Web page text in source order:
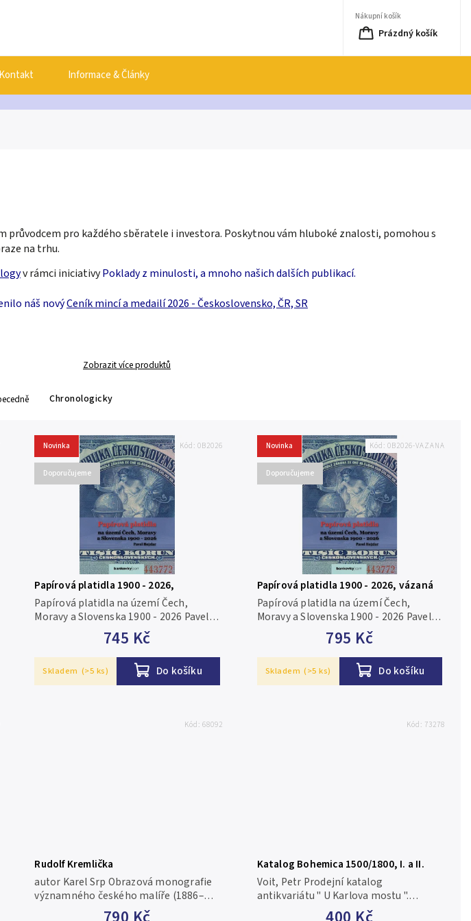
Nákupní košík
Prázdný košík
Kontakt Informace & Články
průvodcem pro každého sběratele i investora. Poskytnou vám hluboké znalosti, pomohou s
na trhu.
v rámci iniciativyPoklady z minulosti,a mnoho našich dalších publikací.
náš novýCeník mincí a medailí 2026 - Československo, ČR, SR
Zobrazit více produktů
Chronologicky
Novinka
Doporučujeme
Papírová platidla 1900 - 2026,
brožovaná vazba
745 Kč
Do košíku
Papírová platidla na území Čech,
Moravy a Slovenska 1900 - 2026 Pavel
Hejzlar, 436 stran, velikost 210 x 145
mm, brožovaná vazba Třetí doplněné a
rozšířené vydání Všechny...
Skladem (>5 ks)
Kód: 0B2026 Novinka
Doporučujeme
Papírová platidla 1900 - 2026, vázaná
vazba
795 Kč
Do košíku
Papírová platidla na území Čech,
Moravy a Slovenska 1900 - 2026 Pavel
Hejzlar, 436 stran, velikost 210 x 145
mm, vázaná vazba Třetí doplněné a
rozšířené vydání Všechny...
Skladem (>5 ks)
Kód: 0B2026-VAZANA
Rudolf Kremlička
autor Karel Srp Obrazová monografie
významného českého malíře (1886–
1932), který byl jedním z hlavních
Kód: 68092
Katalog Bohemica 1500/1800, I. a II.
Voit, Petr Prodejní katalog
antikvariátu " U Karlova mostu ".
Bohemica 1500/1800, I. a II. díl, staré
Kód: 73278